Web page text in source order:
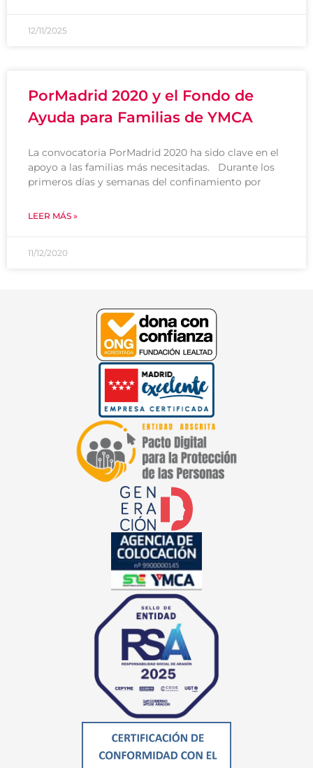
12/11/2025
PorMadrid 2020 y el Fondo de
Ayuda para Familias de YMCA
La convocatoria PorMadrid 2020 ha sido clave en el
apoyo a las familias más necesitadas. Durante los
primeros días y semanas del confinamiento por
LEER MÁS »
11/12/2020